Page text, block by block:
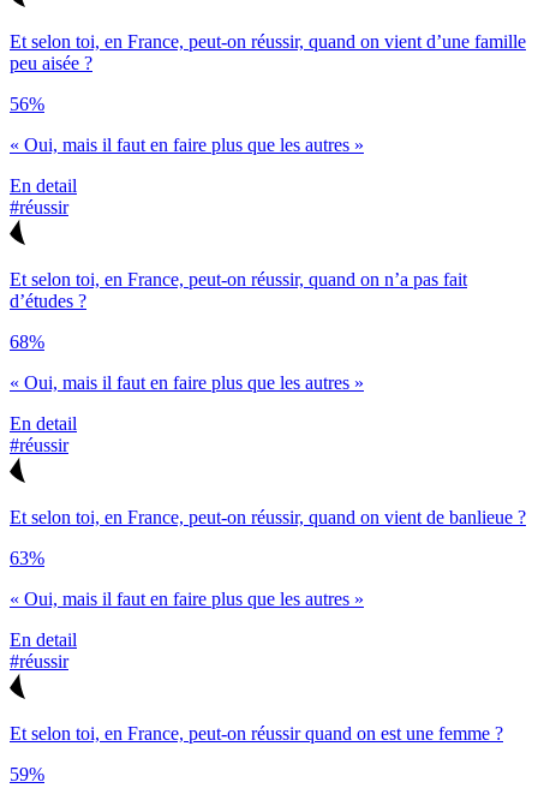
Et selon toi, en France, peut-on réussir, quand on vient d’une famille
peu aisée ?
56%
« Oui, mais il faut en faire plus que les autres »
En detail
#réussir
Et selon toi, en France, peut-on réussir, quand on n’a pas fait
d’études ?
68%
« Oui, mais il faut en faire plus que les autres »
En detail
#réussir
Et selon toi, en France, peut-on réussir, quand on vient de banlieue ?
63%
« Oui, mais il faut en faire plus que les autres »
En detail
#réussir
Et selon toi, en France, peut-on réussir quand on est une femme ?
59%